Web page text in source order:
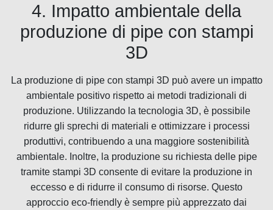
4. Impatto ambientale della
produzione di pipe con stampi
3D
La produzione di pipe con stampi 3D può avere un impatto
ambientale positivo rispetto ai metodi tradizionali di
produzione. Utilizzando la tecnologia 3D, è possibile
ridurre gli sprechi di materiali e ottimizzare i processi
produttivi, contribuendo a una maggiore sostenibilità
ambientale. Inoltre, la produzione su richiesta delle pipe
tramite stampi 3D consente di evitare la produzione in
eccesso e di ridurre il consumo di risorse. Questo
approccio eco-friendly è sempre più apprezzato dai